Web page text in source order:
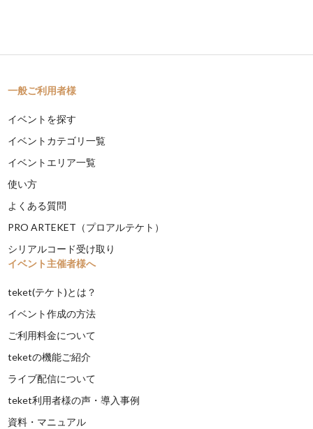
一般ご利用者様
イベントを探す
イベントカテゴリ一覧
イベントエリア一覧
使い方
よくある質問
PRO ARTEKET（プロアルテケト）
シリアルコード受け取り
イベント主催者様へ
teket(テケト)とは？
イベント作成の方法
ご利用料金について
teketの機能ご紹介
ライブ配信について
teket利用者様の声・導入事例
資料・マニュアル